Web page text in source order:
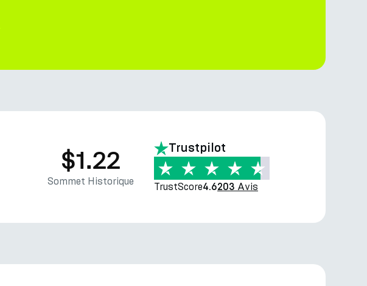
$1.22
Sommet Historique
Trustpilot
TrustScore4.6203 Avis